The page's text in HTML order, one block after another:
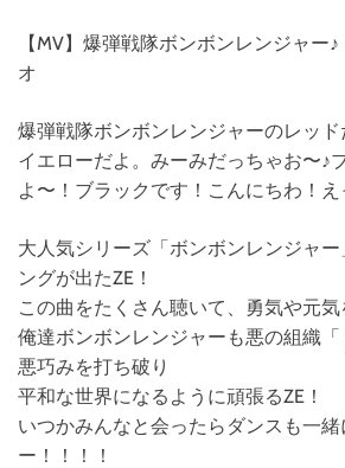
【MV】爆弾戦隊ボンボンレンジャー
オ
爆弾戦隊ボンボンレンジャーのレッド
イエローだよ。みーみだっちゃお〜♪
よ〜！ブラックです！こんにちわ！え
大人気シリーズ「ボンボンレンジャ
ングが出たZE！
この曲をたくさん聴いて、勇気や元気
俺達ボンボンレンジャーも悪の組織
悪巧みを打ち破り
平和な世界になるように頑張るZE！
いつかみんなと会ったらダンスも一緒
ー！！！！